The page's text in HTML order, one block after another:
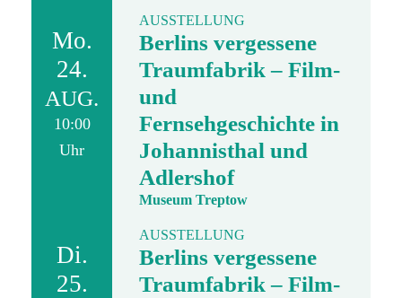
Mo.
24.
AUG.
10:00
Uhr
AUSSTELLUNG
Berlins vergessene
Traumfabrik – Film-
und
Fernsehgeschichte in
Johannisthal und
Adlershof
Museum Treptow
Di.
25.
AUSSTELLUNG
Berlins vergessene
Traumfabrik – Film-